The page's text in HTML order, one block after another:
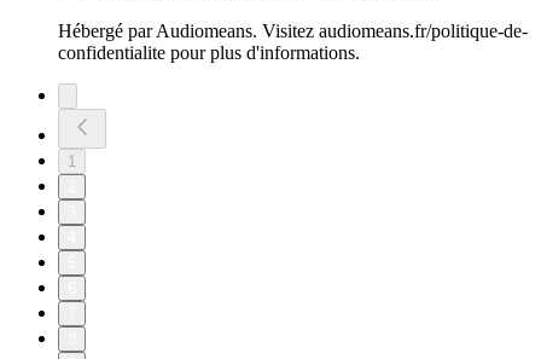
Hébergé par Audiomeans. Visitez audiomeans.fr/politique-de-
confidentialite pour plus d'informations.
1